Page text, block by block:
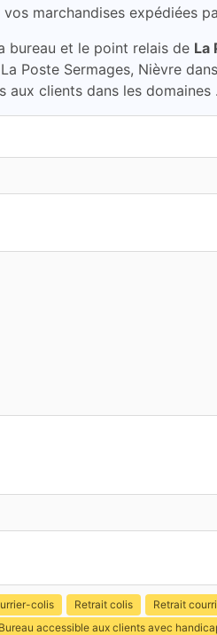
marchandises expédiées
bureau et le point relais de La
Poste Sermages, Nièvre
clients dans les domaines .
colis Retrait colis Retrait
Bureau accessible aux clients avec